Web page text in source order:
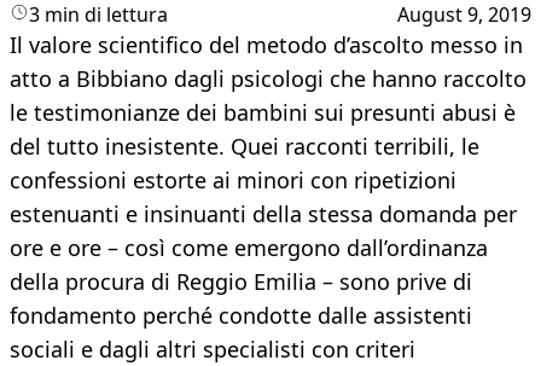
3 min di lettura August 9, 2019
Il valore scientifico del metodo d’ascolto messo in
atto a Bibbiano dagli psicologi che hanno raccolto
le testimonianze dei bambini sui presunti abusi è
del tutto inesistente. Quei racconti terribili, le
confessioni estorte ai minori con ripetizioni
estenuanti e insinuanti della stessa domanda per
ore e ore – così come emergono dall’ordinanza
della procura di Reggio Emilia – sono prive di
fondamento perché condotte dalle assistenti
sociali e dagli altri specialisti con criteri